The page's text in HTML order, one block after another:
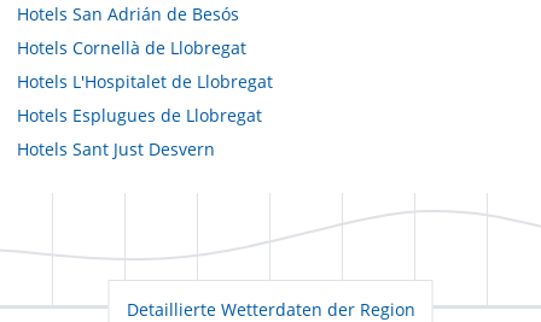
Hotels San Adrián de Besós
Hotels Cornellà de Llobregat
Hotels L'Hospitalet de Llobregat
Hotels Esplugues de Llobregat
Hotels Sant Just Desvern
Detaillierte Wetterdaten der Region